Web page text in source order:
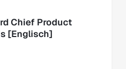
Chief Product
[Englisch]